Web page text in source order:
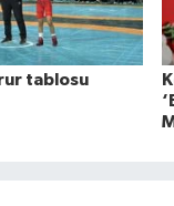
tablosu